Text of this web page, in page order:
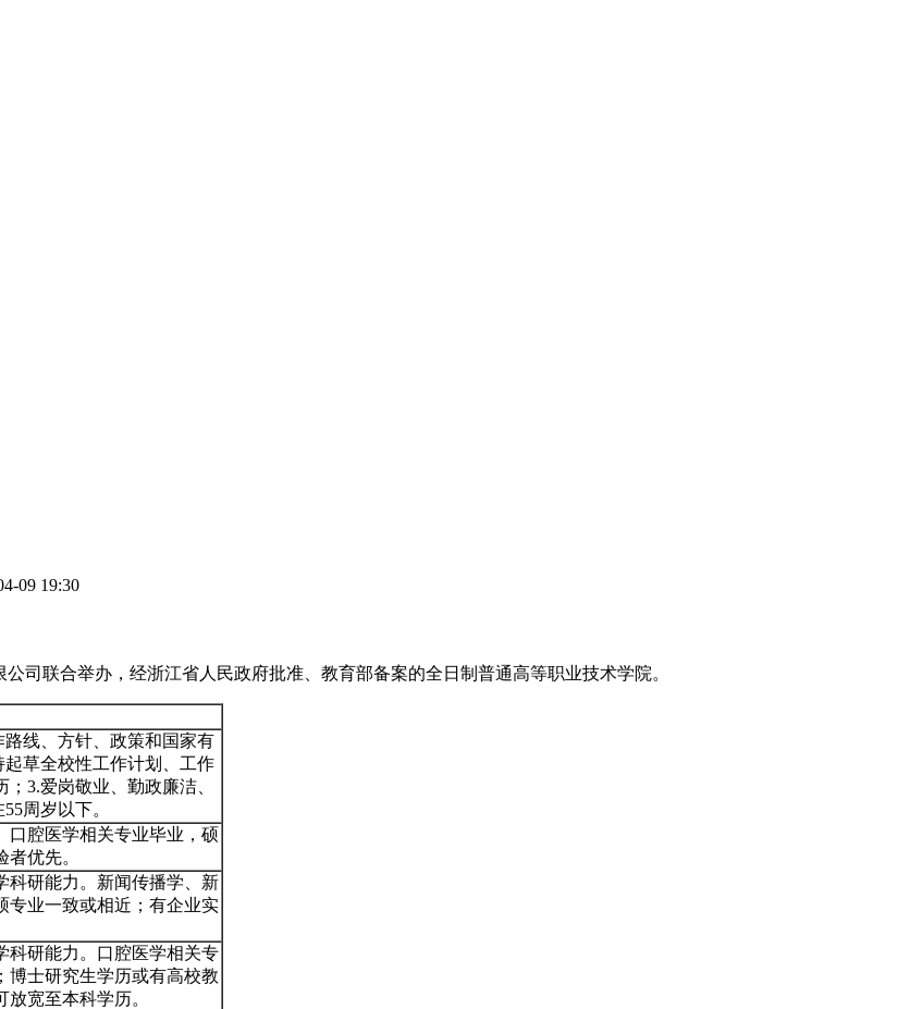
09 19:30
司联合举办，经浙江省人民政府批准、教育部备案的全日制普通高等职业技术学院。
线、方针、政策和国家有
草全校性工作计划、工作
3.爱岗敬业、勤政廉洁、
周岁以下。
口腔医学相关专业毕业，硕
优先。
科研能力。新闻传播学、新
专业一致或相近；有企业实
科研能力。口腔医学相关专
博士研究生学历或有高校教
宽至本科学历。